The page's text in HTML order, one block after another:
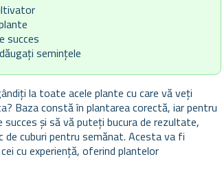
succes
semințele
la toate acele plante cu care vă veți
Baza constă în plantarea corectă, iar pentru
și să vă puteți bucura de rezultate,
cuburi pentru semănat. Acesta va fi
cu experiență, oferind plantelor